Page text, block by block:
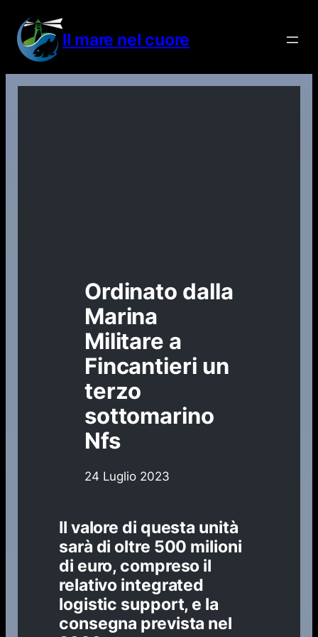
contenuto
Il mare nel cuore
Ordinato dalla
Marina
Militare a
Fincantieri un
terzo
sottomarino
Nfs
24 Luglio 2023
Il valore di questa unità
sarà di oltre 500 milioni
di euro, compreso il
relativo integrated
logistic support, e la
consegna prevista nel